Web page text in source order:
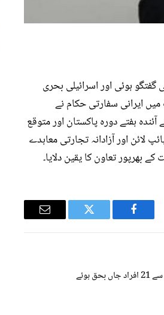
ہوئی اور اسرائیلی بحری
ایرانی سفارتی حکام نے
ہفتے دورہ پاکستان اور متوقع
لائن اور آزادانہ تجارتی معاہدے
بھرپور تعاون کا یقین دلایا۔
Facebook
Twitter
Email
ہوئے